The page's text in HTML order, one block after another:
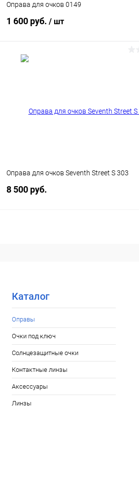
Оправа для очков 0149
1 600 руб. / шт
Оправа для очков Seventh Street S 303
8 500 руб.
Каталог
Оправы
Очки под ключ
Солнцезащитные очки
Контактные линзы
Аксессуары
Линзы